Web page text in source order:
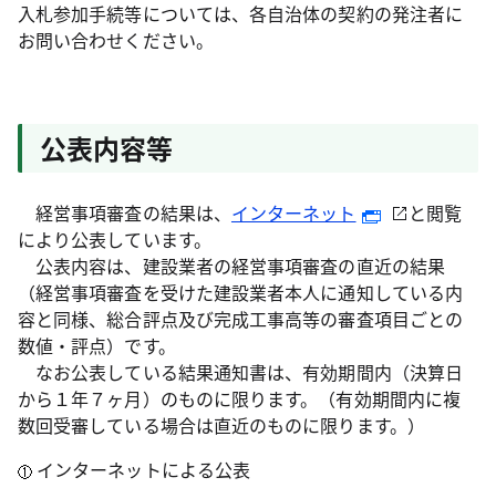
入札参加手続等については、各自治体の契約の発注者に
お問い合わせください。
公表内容等
経営事項審査の結果は、 インターネット
と閲覧
により公表しています。
公表内容は、建設業者の経営事項審査の直近の結果
（経営事項審査を受けた建設業者本人に通知している内
容と同様、総合評点及び完成工事高等の審査項目ごとの
数値・評点）です。
なお公表している結果通知書は、有効期間内（決算日
から１年７ヶ月）のものに限ります。（有効期間内に複
数回受審している場合は直近のものに限ります。）
インターネットによる公表